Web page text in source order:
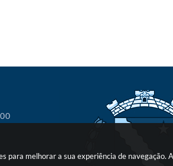
para melhorar a sua experiência de navegação.